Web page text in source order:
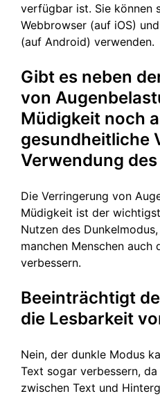
verfügbar ist. Sie können
Webbrowser (auf iOS)
(auf Android) verwenden.
Gibt es neben
von
Müdigkeit noch
gesundheitliche
Verwendung
Die Verringerung von
Müdigkeit ist der
Nutzen des
manchen Menschen auch
verbessern.
Beeinträchtigt
die Lesbarkeit
Nein, der dunkle Modus
Text sogar verbessern,
zwischen Text und